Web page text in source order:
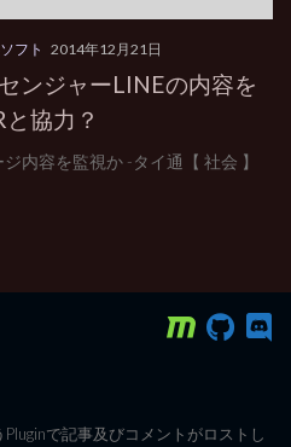
フト 2014年12月21日
ンジャーLINEの内容を
協力？
内容を監視か -タイ通【 社会 】
Pluginで記事及びコメントがロストし